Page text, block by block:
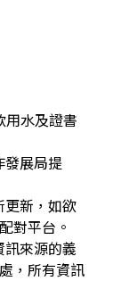
用水及證書
發展局提
新，如欲
對平台。
來源的義
，所有資訊